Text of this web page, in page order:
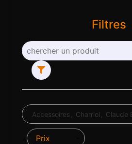
Filtres
Accessoires Charriol Claude
Prix